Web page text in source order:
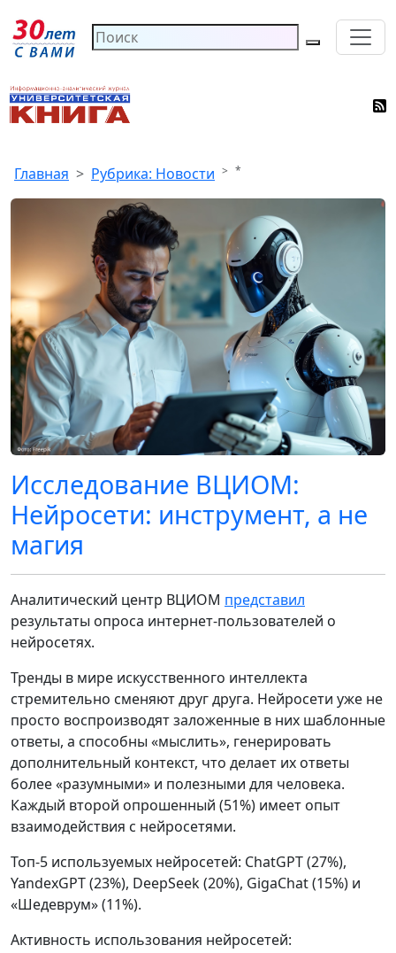
Главная Рубрика: Новости *
Исследование ВЦИОМ:
Нейросети: инструмент, а не
магия
Аналитический центр ВЦИОМ представил
результаты опроса интернет-пользователей о
нейросетях.
Тренды в мире искусственного интеллекта
стремительно сменяют друг друга. Нейросети уже не
просто воспроизводят заложенные в них шаблонные
ответы, а способны «мыслить», генерировать
дополнительный контекст, что делает их ответы
более «разумными» и полезными для человека.
Каждый второй опрошенный (51%) имеет опыт
взаимодействия с нейросетями.
Топ-5 используемых нейросетей: ChatGPT (27%),
YandexGPT (23%), DeepSeek (20%), GigaChat (15%) и
«Шедеврум» (11%).
Активность использования нейросетей: